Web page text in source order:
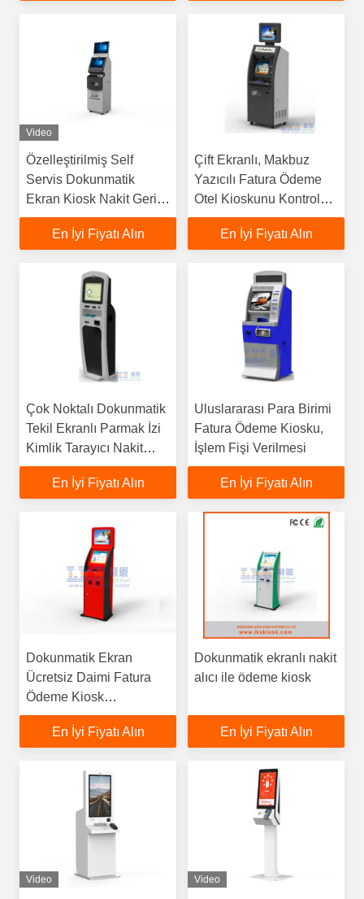
Video
Özelleştirilmiş Self
Servis Dokunmatik
Ekran Kiosk Nakit Geri
Dönüşüm Kartı Fatura
Ödeme Kiosku
En İyi Fiyatı Alın
Çift Ekranlı, Makbuz
Yazıcılı Fatura Ödeme
Otel Kioskunu Kontrol
Edin
En İyi Fiyatı Alın
Çok Noktalı Dokunmatik
Tekil Ekranlı Parmak İzi
Kimlik Tarayıcı Nakit
Ödeme Noktası
En İyi Fiyatı Alın
Uluslararası Para Birimi
Fatura Ödeme Kiosku,
İşlem Fişi Verilmesi
En İyi Fiyatı Alın
Dokunmatik Ekran
Ücretsiz Daimi Fatura
Ödeme Kiosk
Bankacılığı Wifi Modülü
En İyi Fiyatı Alın
Dokunmatik ekranlı nakit
alıcı ile ödeme kiosk
En İyi Fiyatı Alın
Video Video